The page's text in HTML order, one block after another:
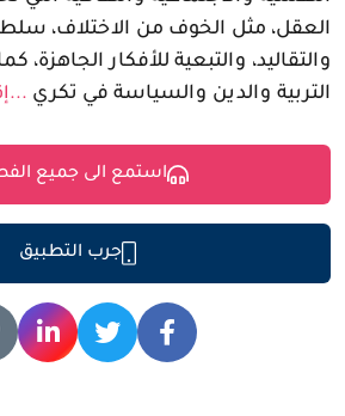
العقل، مثل الخوف من الاختلاف،
والتقاليد، والتبعية للأفكار الجاهزة،
التربية والدين والسياسة في تكري
استمع الى جميع
جرب التطبيق